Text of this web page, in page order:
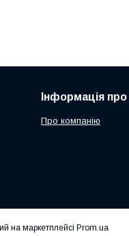
Інформація
Про компанію
на маркетплейсі Prom.ua